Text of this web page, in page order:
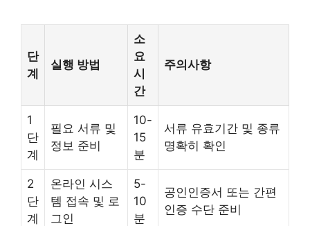
단
계
실행 방법
소
요
시
간
주의사항
1
단
계
필요 서류 및
정보 준비
10-
15
분
서류 유효기간 및 종류
명확히 확인
2
단
계
온라인 시스
템 접속 및 로
그인
5-
10
분
공인인증서 또는 간편
인증 수단 준비